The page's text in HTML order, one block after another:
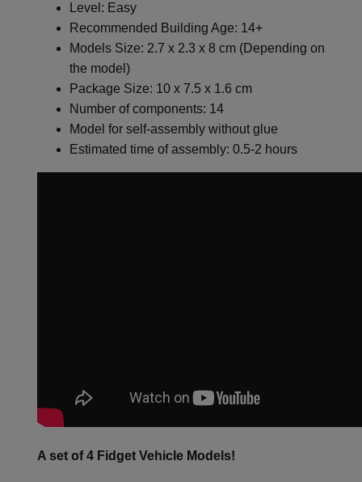
Level: Easy
Recommended Building Age: 14+
Models Size: 2.7 x 2.3 x 8 cm (Depending on
the model)
Package Size: 10 x 7.5 x 1.6 cm
Number of components: 14
Model for self-assembly without glue
Estimated time of assembly: 0.5-2 hours
A set of 4 Fidget Vehicle Models!